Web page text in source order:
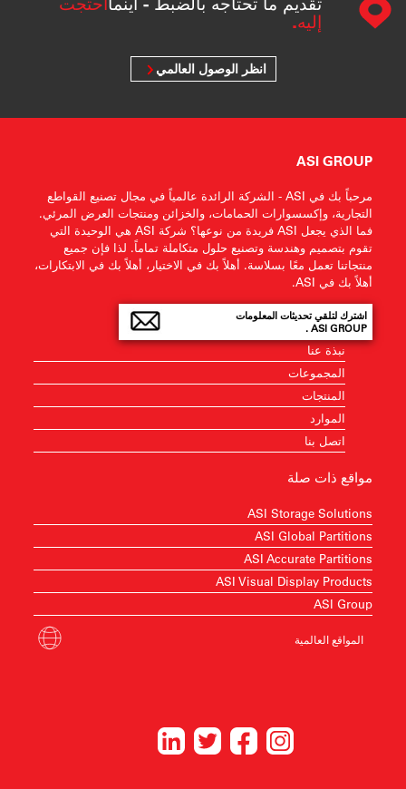
إليه.
انظر الوصول العالمي
ASI GROUP
مرحباً بك في ASI - الشركة الرائدة عالمياً في مجال تصنيع القواطع
التجارية، وإكسسوارات الحمامات، والخزائن ومنتجات العرض المرئي.
فما الذي يجعل ASI فريدة من نوعها؟ شركة ASI هي الوحيدة التي
تقوم بتصميم وهندسة وتصنيع حلول متكاملة تماماً. لذا فإن جميع
منتجاتنا تعمل معًا بسلاسة. أهلاً بك في الاختيار، أهلاً بك في الابتكارات،
أهلاً بك في ASI.
اشترك لتلقي تحديثات المعلومات
ASI GROUP .
نبذة عنا
المجموعات
المنتجات
الموارد
اتصل بنا
مواقع ذات صلة
ASI Storage Solutions
ASI Global Partitions
ASI Accurate Partitions
ASI Visual Display Products
ASI Group
المواقع العالمية